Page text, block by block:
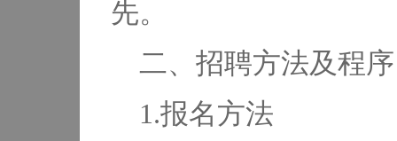
先。
二、招聘方法及程序
1.报名方法